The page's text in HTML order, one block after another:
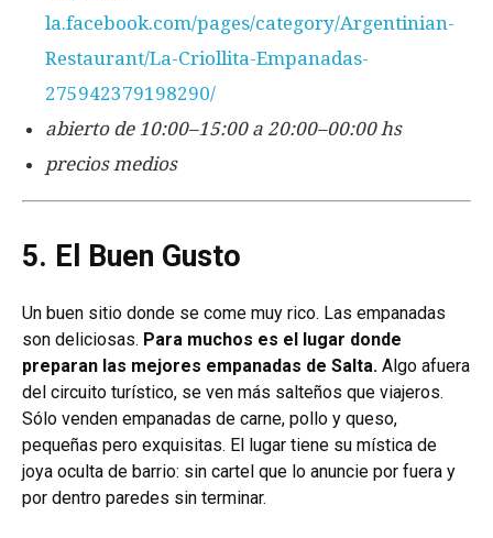
la.facebook.com/pages/category/Argentinian-
Restaurant/La-Criollita-Empanadas-
275942379198290/
abierto de 10:00–15:00 a 20:00–00:00 hs
precios medios
5. El Buen Gusto
Un buen sitio donde se come muy rico. Las empanadas
son deliciosas. Para muchos es el lugar donde
preparan las mejores empanadas de Salta. Algo afuera
del circuito turístico, se ven más salteños que viajeros.
Sólo venden empanadas de carne, pollo y queso,
pequeñas pero exquisitas. El lugar tiene su mística de
joya oculta de barrio: sin cartel que lo anuncie por fuera y
por dentro paredes sin terminar.